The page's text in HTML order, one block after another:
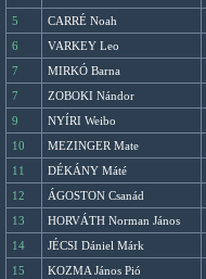
5
CARRÉ Noah
6
VARKEY Leo
7
MIRKÓ Barna
7
ZOBOKI Nándor
9
NYÍRI Weibo
10
MEZINGER Mate
11
DÉKÁNY Máté
12
ÁGOSTON Csanád
13
HORVÁTH Norman János
14
JÉCSI Dániel Márk
15
KOZMA János Pió